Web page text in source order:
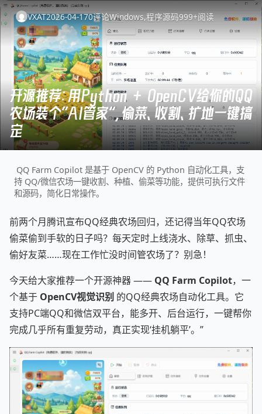
VXAT2026-04-170评论Windows,程序源码999+阅读
开源推荐：用Python + OpenCV给你的QQ
农场装个“AI管家”，偷菜、收割、扩地一键搞
定
QQ Farm Copilot 是基于 OpenCV 的 Python 自动化工具，支
持 QQ/微信农场一键收割、种植、偷菜等功能，提供可执行文件
和源码，简化日常操作。
前两个月腾讯宣布QQ经典农场回归，还记得当年QQ农场
偷菜偷到手软的日子吗？每天定时上线浇水、除草、抓虫、
偷好友菜……现在工作忙没时间管农场了？别急！
今天给大家推荐一个开源神器 —— QQ Farm Copilot，一
个基于 OpenCV视觉识别 的QQ经典农场自动化工具。它
支持PC端QQ和微信双平台，能多开、后台运行，一键帮你
完成几乎所有重复劳动，真正实现‘挂机躺平’。”